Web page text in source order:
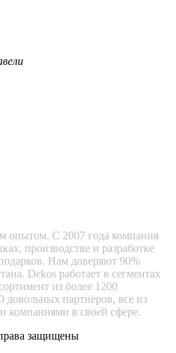
опытом. С 2007 года компания
производстве и разработке
Нам доверяют 90%
Dekos работает в сегментах
из более 1200
довольных партнёров, все из
компаниями в своей сфере.
защищены